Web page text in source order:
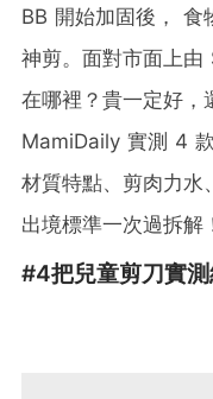
BB 開始加固後， 食
神剪。面對市面上
在哪裡？貴一定好，
MamiDaily 實測 4
材質特點、剪肉力水
出境標準一次過拆解
#4把兒童剪刀實